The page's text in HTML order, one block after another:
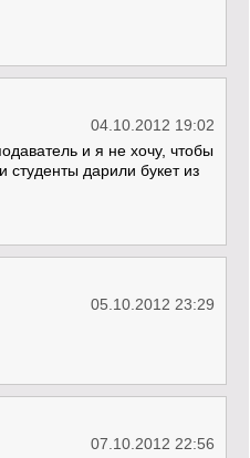
04.10.2012 19:02
и я не хочу, чтобы
студенты дарили букет из
05.10.2012 23:29
07.10.2012 22:56